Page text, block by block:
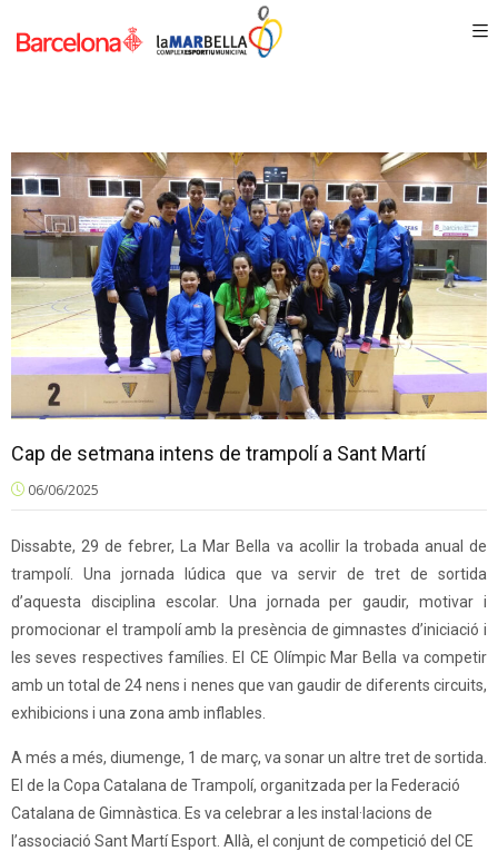
Cap de setmana intens de trampolí a Sant Martí
06/06/2025
Dissabte, 29 de febrer, La Mar Bella va acollir la trobada anual de
trampolí. Una jornada lúdica que va servir de tret de sortida
d’aquesta disciplina escolar. Una jornada per gaudir, motivar i
promocionar el trampolí amb la presència de gimnastes d’iniciació i
les seves respectives famílies. El CE Olímpic Mar Bella va competir
amb un total de 24 nens i nenes que van gaudir de diferents circuits,
exhibicions i una zona amb inflables.
A més a més, diumenge, 1 de març, va sonar un altre tret de sortida.
El de la Copa Catalana de Trampolí, organitzada per la Federació
Catalana de Gimnàstica. Es va celebrar a les instal·lacions de
l’associació Sant Martí Esport. Allà, el conjunt de competició del CE